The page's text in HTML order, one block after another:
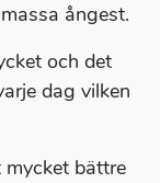
ångest.
och det
dag vilken
bättre